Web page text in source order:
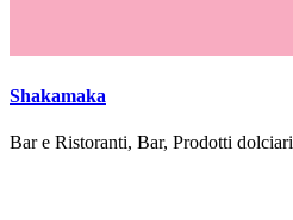
Shakamaka
Bar e Ristoranti, Bar, Prodotti dolciari